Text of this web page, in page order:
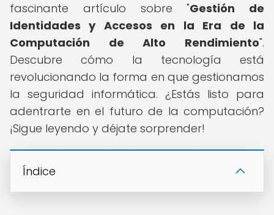
fascinante artículo sobre "Gestión de
Identidades y Accesos en la Era de la
Computación de Alto Rendimiento".
Descubre cómo la tecnología está
revolucionando la forma en que gestionamos
la seguridad informática. ¿Estás listo para
adentrarte en el futuro de la computación?
¡Sigue leyendo y déjate sorprender!
Índice